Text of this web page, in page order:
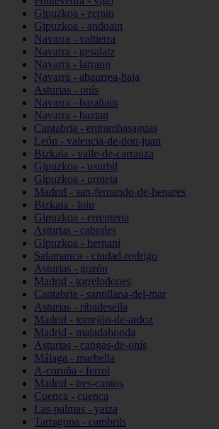
Gipuzkoa - zerain
Gipuzkoa - andoain
Navarra - valtierra
Navarra - gesalatz
Navarra - larraun
Navarra - abaurrea-baja
Asturias - onís
Navarra - barañain
Navarra - baztan
Cantabria - entrambasaguas
León - valencia-de-don-juan
Bizkaia - valle-de-carranza
Gipuzkoa - usurbil
Gipuzkoa - urnieta
Madrid - san-fernando-de-henares
Bizkaia - loiu
Gipuzkoa - errenteria
Asturias - cabrales
Gipuzkoa - hernani
Salamanca - ciudad-rodrigo
Asturias - gozón
Madrid - torrelodones
Cantabria - santillana-del-mar
Asturias - ribadesella
Madrid - torrejón-de-ardoz
Madrid - majadahonda
Asturias - cangas-de-onís
Málaga - marbella
A-coruña - ferrol
Madrid - tres-cantos
Cuenca - cuenca
Las-palmas - yaiza
Tarragona - cambrils